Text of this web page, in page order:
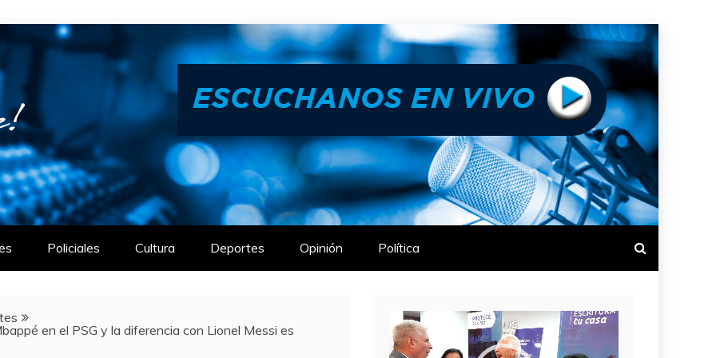
Policiales Cultura Deportes Opinión Política
en el PSG y la diferencia con Lionel Messi es
Reproductor
de